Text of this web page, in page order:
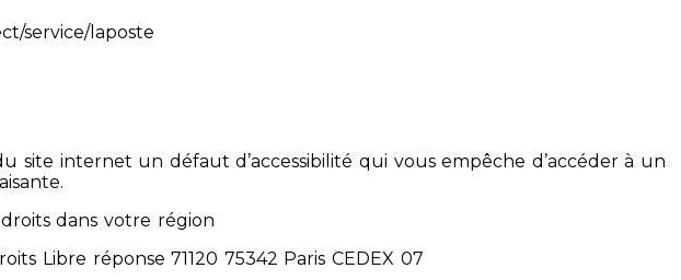
service/laposte
site internet un défaut d’accessibilité qui vous empêche d’accéder à un
dans votre région
Libre réponse 71120 75342 Paris CEDEX 07